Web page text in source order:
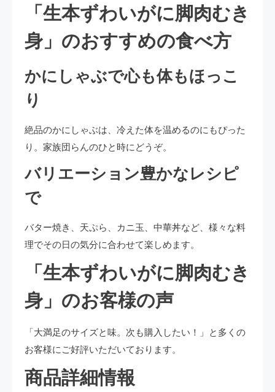
「生本ずわいがに脚肉むき
身」のおすすめの食べ方
かにしゃぶで心も体もほっこ
り
絶品のかにしゃぶは、冷えた体を温めるのにもぴった
り。家族団らんのひと時にどうぞ。
バリエーション豊かなレシピ
で
バター焼き、天ぷら、カニ玉、中華丼など、様々な料
理でその日の気分に合わせて楽しめます。
「生本ずわいがに脚肉むき
身」のお客様の声
「大満足のサイズと味。次も購入したい！」と多くの
お客様にご好評いただいております。
商品詳細情報